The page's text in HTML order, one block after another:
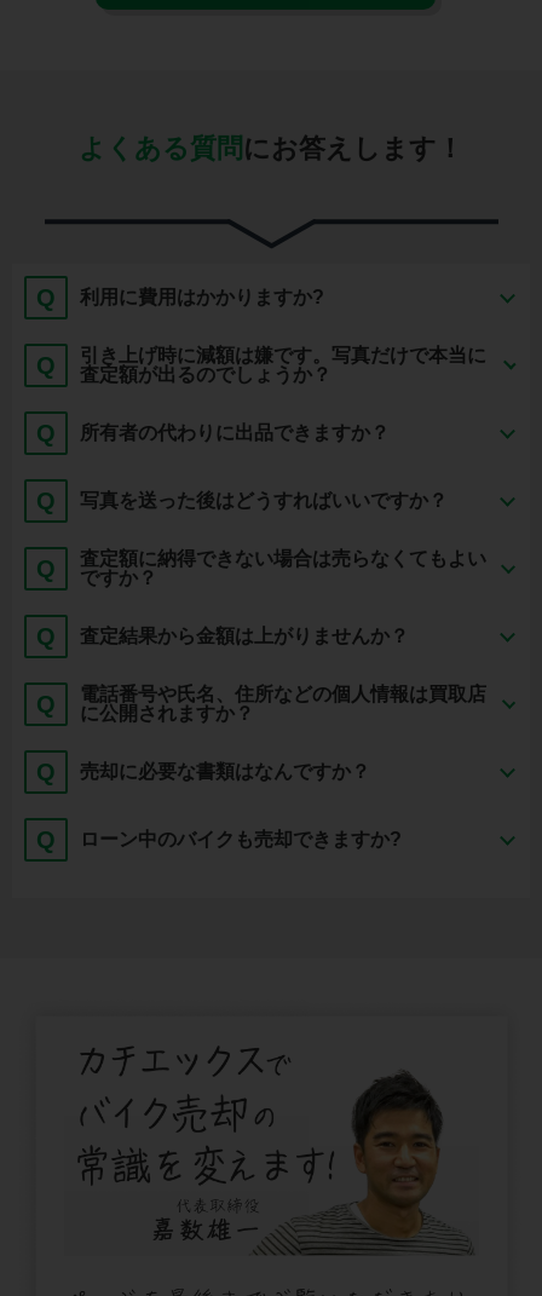
よくある質問 にお答えします！
Q 利用に費用はかかりますか?
Q
引き上げ時に減額は嫌です。写真だけで本当に
査定額が出るのでしょうか？
Q 所有者の代わりに出品できますか？
Q 写真を送った後はどうすればいいですか？
Q
査定額に納得できない場合は売らなくてもよい
ですか？
Q 査定結果から金額は上がりませんか？
Q
電話番号や氏名、住所などの個人情報は買取店
に公開されますか？
Q 売却に必要な書類はなんですか？
Q ローン中のバイクも売却できますか?